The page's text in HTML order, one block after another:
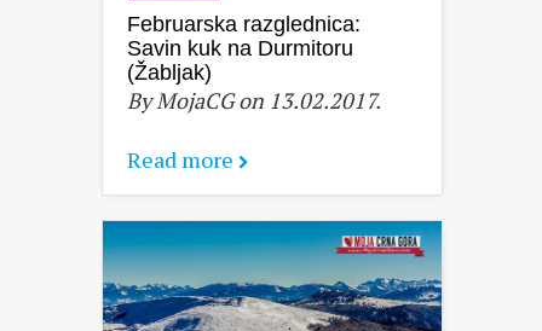
Februarska razglednica:
Savin kuk na Durmitoru
(Žabljak)
By MojaCG on 13.02.2017.
Read more